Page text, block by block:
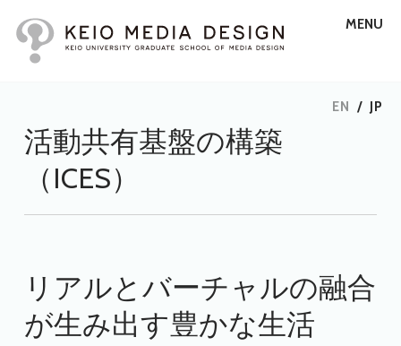
MENU
EN / JP
活動共有基盤の構築
（ICES）
リアルとバーチャルの融合
が生み出す豊かな生活